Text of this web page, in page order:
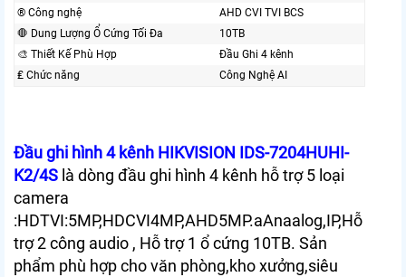
®️ Công nghệ
AHD CVI TVI BCS
🛑 Dung Lượng Ổ Cứng Tối Đa
10TB
🎨 Thiết Kế Phù Hợp
Đầu Ghi 4 kênh
₤ Chức năng
Công Nghệ AI
Đầu ghi hình 4 kênh HIKVISION IDS-7204HUHI-
K2/4S là dòng đầu ghi hình 4 kênh hỗ trợ 5 loại
camera
:HDTVI:5MP,HDCVI4MP,AHD5MP.aAnaalog,IP,Hỗ
trợ 2 công audio , Hỗ trợ 1 ổ cứng 10TB. Sản
phẩm phù hợp cho văn phòng,kho xưởng,siêu